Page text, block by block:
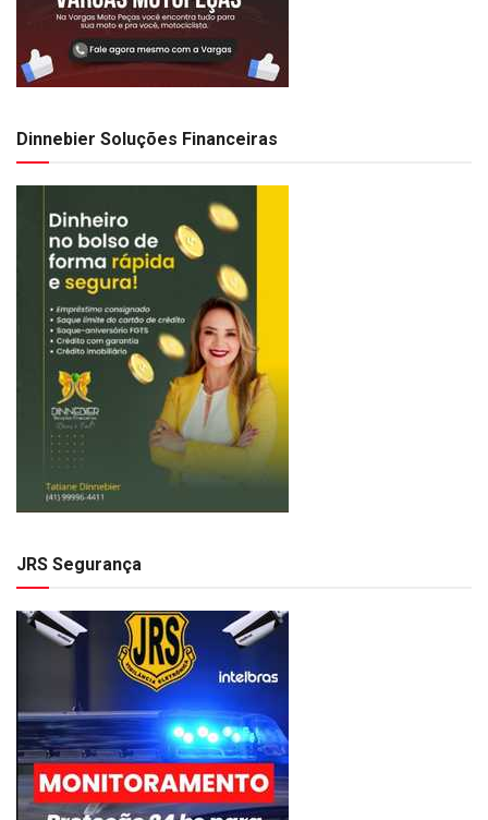
Dinnebier Soluções Financeiras
JRS Segurança